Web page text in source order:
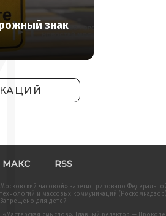
знак
RSS
часовой» зарегистрировано
и массовых коммуникаций
для детей.